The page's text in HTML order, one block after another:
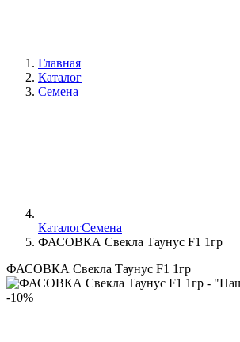
Главная
Каталог
Семена
КаталогСемена
ФАСОВКА Свекла Таунус F1 1гр
ФАСОВКА Свекла Таунус F1 1гр
-10%